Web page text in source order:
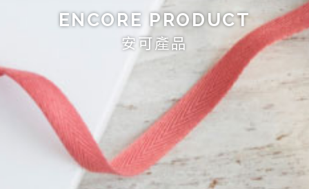
ENCORE PRODUCT
安可產品